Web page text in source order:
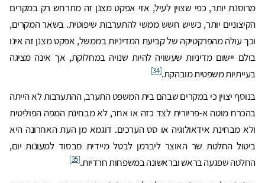
מרוסנת יותר, כפי שצוין לעיל, אזי אפקט מצנן זה מתרחש רק במקרים
הקיצוניים יותר, כשיש חשש ממשי להתערבות שיפוטית. בשאר המקרים,
וכך עולה מהפרקטיקה של קביעת המדיניות בממשל, אפקט מצנן זה אינו
בולם יישום מדיניות שעשויה להיות שנויה במחלוקת, אך אינה מציגה
בעייתיות משפטית מובהקת.[34]
בנוסף יצוין כי במקרים שבהם בית המשפט התערב, ההתערבות לא הייתה
בהכרח מוטה א-פריורית לצד כזה או אחר, לא מבחינת המפה הפוליטית
ולא מבחינת אידאולוגיה או סט הערכים. דוגמא מן העת האחרונה היא
ביטול החלטת שר האוצר ליברמן לבטל מיידית סבסוד למעונות יום,
החלטה שפגעה בראש ובראשונה במשפחות חרדיות.[35]